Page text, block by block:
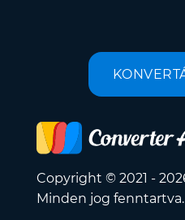
Copyright © 2021 -
Minden jog fenntartva.